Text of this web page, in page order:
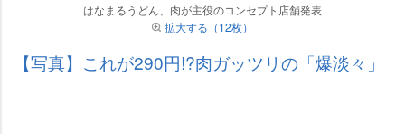
はなまるうどん、肉が主役のコンセプト店舗発表
拡大する（12枚）
【写真】これが290円!?肉ガッツリの「爆淡々」